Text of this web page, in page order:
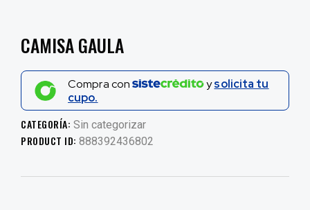
CAMISA GAULA
Compra con ysolicita tu
cupo.
CATEGORÍA: Sin categorizar
PRODUCT ID: 888392436802